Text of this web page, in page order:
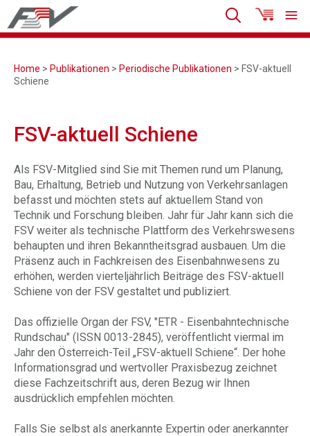
Home > Publikationen > Periodische Publikationen > FSV-aktuell
Schiene
FSV-aktuell Schiene
Als FSV-Mitglied sind Sie mit Themen rund um Planung,
Bau, Erhaltung, Betrieb und Nutzung von Verkehrsanlagen
befasst und möchten stets auf aktuellem Stand von
Technik und Forschung bleiben. Jahr für Jahr kann sich die
FSV weiter als technische Plattform des Verkehrswesens
behaupten und ihren Bekanntheitsgrad ausbauen. Um die
Präsenz auch in Fachkreisen des Eisenbahnwesens zu
erhöhen, werden vierteljährlich Beiträge des FSV-aktuell
Schiene von der FSV gestaltet und publiziert.
Das offizielle Organ der FSV, "ETR - Eisenbahntechnische
Rundschau" (ISSN 0013-2845), veröffentlicht viermal im
Jahr den Österreich-Teil „FSV-aktuell Schiene“. Der hohe
Informationsgrad und wertvoller Praxisbezug zeichnet
diese Fachzeitschrift aus, deren Bezug wir Ihnen
ausdrücklich empfehlen möchten.
Falls Sie selbst als anerkannte Expertin oder anerkannter